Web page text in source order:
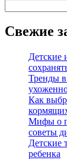
Свежие
Детские
Тренды в
Как
Мифы о
советы
Детские
ребенка